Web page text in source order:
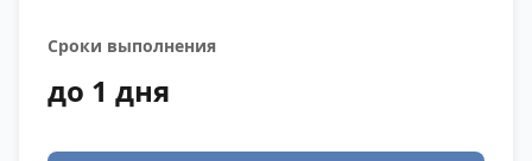
Сроки выполнения
до 1 дня